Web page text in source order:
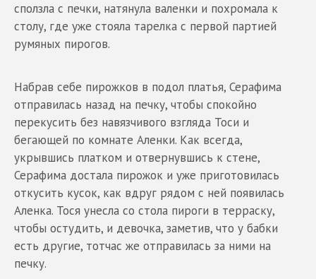
сползла с печки, натянула валенки и похромала к
столу, где уже стояла тарелка с первой партией
румяных пирогов.
Набрав себе пирожков в подол платья, Серафима
отправилась назад на печку, чтобы спокойно
перекусить без навязчивого взгляда Тоси и
бегающей по комнате Аленки. Как всегда,
укрывшись платком и отвернувшись к стене,
Серафима достала пирожок и уже приготовилась
откусить кусок, как вдруг рядом с ней появилась
Аленка. Тося унесла со стола пироги в терраску,
чтобы остудить, и девочка, заметив, что у бабки
есть другие, тотчас же отправилась за ними на
печку.